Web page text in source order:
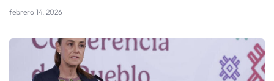
febrero 14, 2026